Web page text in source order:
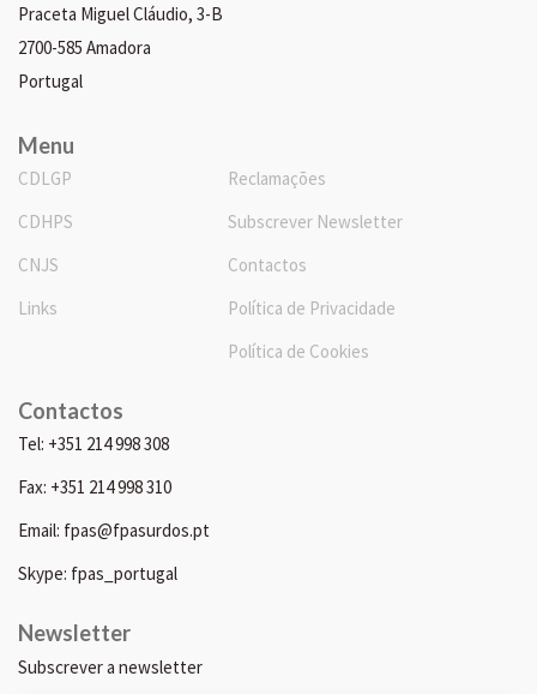
Praceta Miguel Cláudio, 3-B
2700-585 Amadora
Portugal
Menu
CDLGP
CDHPS
CNJS
Links
Reclamações
Subscrever Newsletter
Contactos
Política de Privacidade
Política de Cookies
Contactos
Tel: +351 214 998 308
Fax: +351 214 998 310
Email: fpas@fpasurdos.pt
Skype: fpas_portugal
Newsletter
Subscrever a newsletter